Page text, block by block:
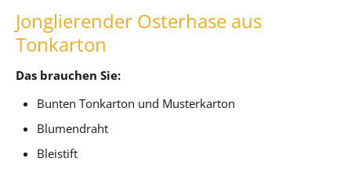
Jonglierender Osterhase aus
Tonkarton
Das brauchen Sie:
Bunten Tonkarton und Musterkarton
Blumendraht
Bleistift